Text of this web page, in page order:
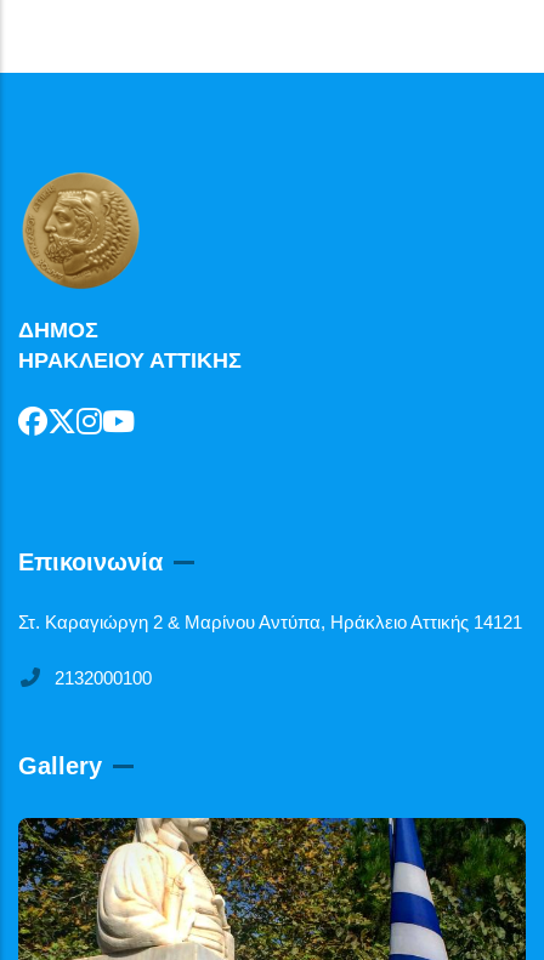
ΔΗΜΟΣ
ΗΡΑΚΛΕΙΟΥ ΑΤΤΙΚΗΣ
Επικοινωνία
Στ. Καραγιώργη 2 & Μαρίνου Αντύπα, Ηράκλειο Αττικής 14121
2132000100
Gallery